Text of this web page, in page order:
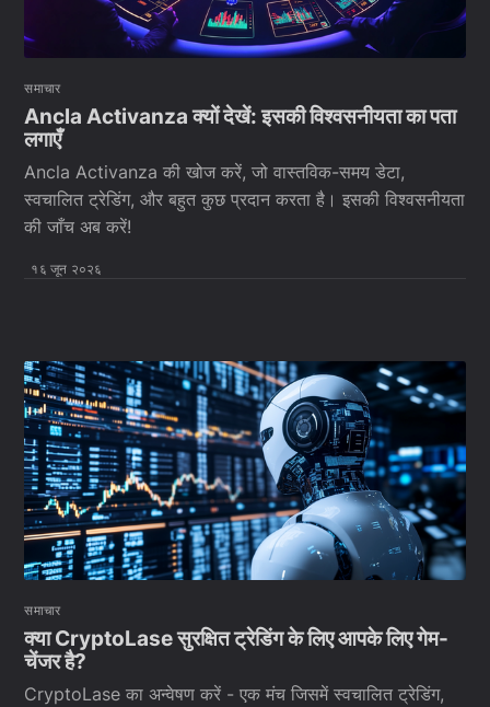
समाचार
Ancla Activanza क्यों देखें: इसकी विश्वसनीयता का पता
लगाएँ
Ancla Activanza की खोज करें, जो वास्तविक-समय डेटा,
स्वचालित ट्रेडिंग, और बहुत कुछ प्रदान करता है। इसकी विश्वसनीयता
की जाँच अब करें!
१६ जून २०२६
समाचार
क्या CryptoLase सुरक्षित ट्रेडिंग के लिए आपके लिए गेम-
चेंजर है?
CryptoLase का अन्वेषण करें - एक मंच जिसमें स्वचालित ट्रेडिंग,